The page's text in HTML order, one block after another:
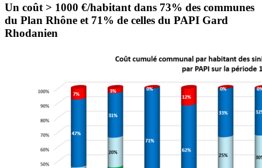
Un coût > 1000 €/habitant dans 73% des communes
du Plan Rhône et 71% de celles du PAPI Gard
Rhodanien